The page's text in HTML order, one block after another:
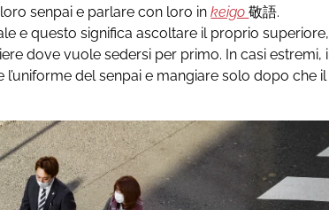
senpai e parlare con loro inkeigo敬語.
e questo significa ascoltare il proprio superiore,
dove vuole sedersi per primo. In casi estremi, i
del senpai e mangiare solo dopo che il